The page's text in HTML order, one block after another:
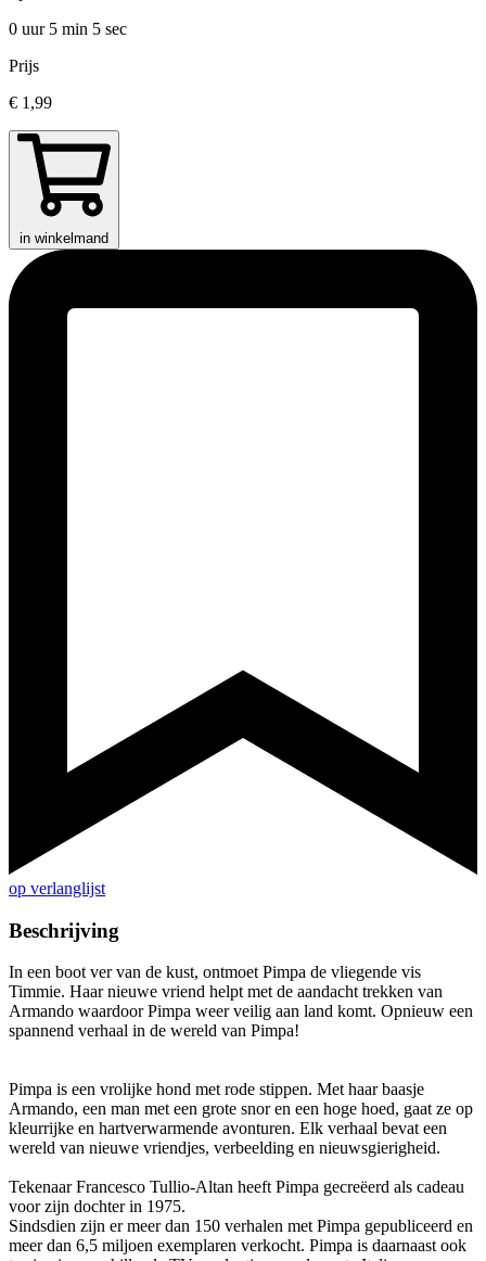
0 uur 5 min 5 sec
Prijs
€ 1,99
in winkelmand
op verlanglijst
Beschrijving
In een boot ver van de kust, ontmoet Pimpa de vliegende vis
Timmie. Haar nieuwe vriend helpt met de aandacht trekken van
Armando waardoor Pimpa weer veilig aan land komt. Opnieuw een
spannend verhaal in de wereld van Pimpa!
Pimpa is een vrolijke hond met rode stippen. Met haar baasje
Armando, een man met een grote snor en een hoge hoed, gaat ze op
kleurrijke en hartverwarmende avonturen. Elk verhaal bevat een
wereld van nieuwe vriendjes, verbeelding en nieuwsgierigheid.
Tekenaar Francesco Tullio-Altan heeft Pimpa gecreëerd als cadeau
voor zijn dochter in 1975.
Sindsdien zijn er meer dan 150 verhalen met Pimpa gepubliceerd en
meer dan 6,5 miljoen exemplaren verkocht. Pimpa is daarnaast ook